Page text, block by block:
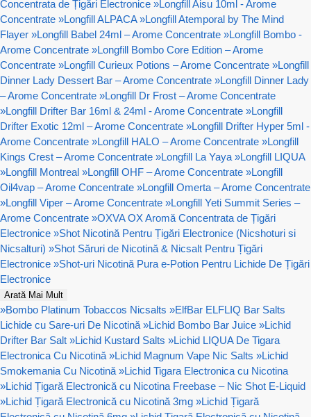
Concentrata de Țigări Electronice »Longfill Aisu 10ml - Arome
Concentrate »Longfill ALPACA »Longfill Atemporal by The Mind
Flayer »Longfill Babel 24ml – Arome Concentrate »Longfill Bombo -
Arome Concentrate »Longfill Bombo Core Edition – Arome
Concentrate »Longfill Curieux Potions – Arome Concentrate »Longfill
Dinner Lady Dessert Bar – Arome Concentrate »Longfill Dinner Lady
– Arome Concentrate »Longfill Dr Frost – Arome Concentrate
»Longfill Drifter Bar 16ml & 24ml - Arome Concentrate »Longfill
Drifter Exotic 12ml – Arome Concentrate »Longfill Drifter Hyper 5ml -
Arome Concentrate »Longfill HALO – Arome Concentrate »Longfill
Kings Crest – Arome Concentrate »Longfill La Yaya »Longfill LIQUA
»Longfill Montreal »Longfill OHF – Arome Concentrate »Longfill
Oil4vap – Arome Concentrate »Longfill Omerta – Arome Concentrate
»Longfill Viper – Arome Concentrate »Longfill Yeti Summit Series –
Arome Concentrate »OXVA OX Aromă Concentrata de Țigări
Electronice »Shot Nicotină Pentru Țigări Electronice (Nicshoturi si
Nicsalturi) »Shot Săruri de Nicotină & Nicsalt Pentru Țigări
Electronice »Shot-uri Nicotină Pura e-Potion Pentru Lichide De Țigări
Electronice
Arată Mai Mult
»Bombo Platinum Tobaccos Nicsalts »ElfBar ELFLIQ Bar Salts
Lichide cu Sare-uri De Nicotină »Lichid Bombo Bar Juice »Lichid
Drifter Bar Salt »Lichid Kustard Salts »Lichid LIQUA De Tigara
Electronica Cu Nicotină »Lichid Magnum Vape Nic Salts »Lichid
Smokemania Cu Nicotină »Lichid Tigara Electronica cu Nicotina
»Lichid Țigară Electronică cu Nicotina Freebase – Nic Shot E-Liquid
»Lichid Țigară Electronică cu Nicotină 3mg »Lichid Țigară